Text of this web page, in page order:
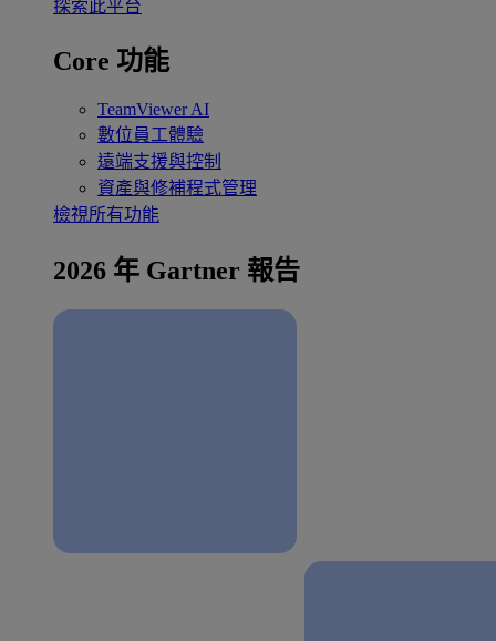
探索此平台
Core 功能
TeamViewer AI
數位員工體驗
遠端支援與控制
資產與修補程式管理
檢視所有功能
2026 年 Gartner 報告